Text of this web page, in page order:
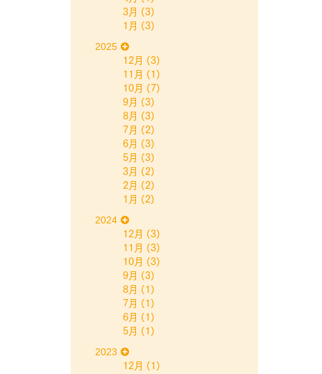
3月
(3)
1月
(3)
2025
12月
(3)
11月
(1)
10月
(7)
9月
(3)
8月
(3)
7月
(2)
6月
(3)
5月
(3)
3月
(2)
2月
(2)
1月
(2)
2024
12月
(3)
11月
(3)
10月
(3)
9月
(3)
8月
(1)
7月
(1)
6月
(1)
5月
(1)
2023
12月
(1)